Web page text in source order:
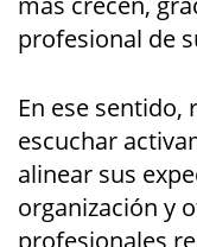
profesional de
En ese
escuchar
alinear sus
organización y
profesionales